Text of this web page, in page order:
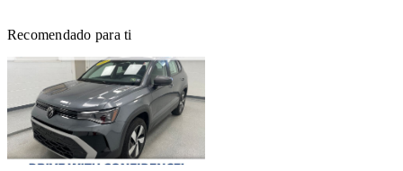
Recomendado para ti